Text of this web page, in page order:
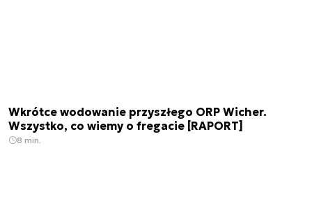
Wkrótce wodowanie przyszłego ORP Wicher.
Wszystko, co wiemy o fregacie [RAPORT]
8 min.